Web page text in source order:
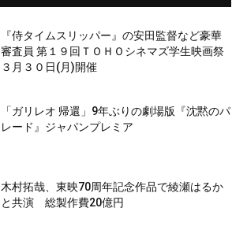
『侍タイムスリッパー』の安田監督など豪華
審査員 第１９回ＴＯＨＯシネマズ学生映画祭
３月３０日(月)開催
「ガリレオ 帰還」9年ぶりの劇場版『沈黙のパ
レード』ジャパンプレミア
木村拓哉、東映70周年記念作品で綾瀬はるか
と共演 総製作費20億円